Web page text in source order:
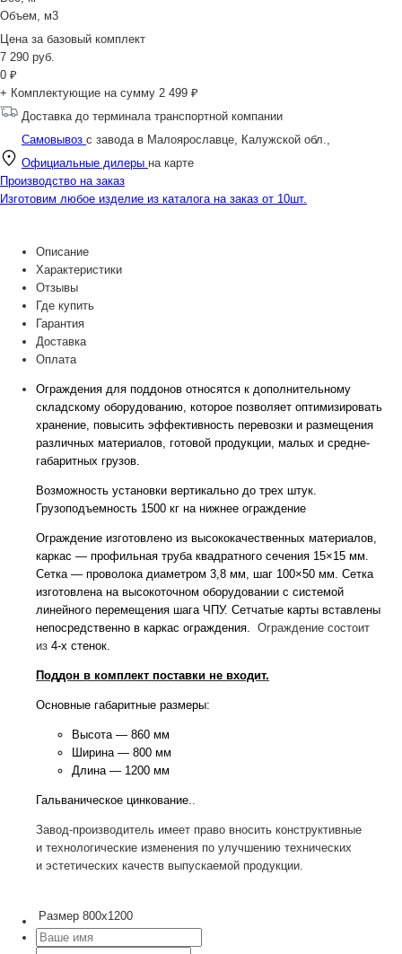
Объем, м3
Цена за базовый комплект
7 290 руб.
0 ₽
+ Комплектующие на сумму 2 499 ₽
Доставка до терминала транспортной компании
Самовывоз с завода в Малоярославце, Калужской обл.,
Официальные дилеры на карте
Производство на заказ
Изготовим любое изделие из каталога на заказ от 10шт.
Описание
Характеристики
Отзывы
Где купить
Гарантия
Доставка
Оплата
Ограждения для поддонов относятся к дополнительному
складскому оборудованию, которое позволяет оптимизировать
хранение, повысить эффективность перевозки и размещения
различных материалов, готовой продукции, малых и средне-
габаритных грузов.
Возможность установки вертикально до трех штук.
Грузоподъемность 1500 кг на нижнее ограждение
Ограждение изготовлено из высококачественных материалов,
каркас — профильная труба квадратного сечения 15×15 мм.
Сетка — проволока диаметром 3,8 мм, шаг 100×50 мм. Сетка
изготовлена на высокоточном оборудовании с системой
линейного перемещения шага ЧПУ. Сетчатые карты вставлены
непосредственно в каркас ограждения. Ограждение состоит
из 4-х стенок.
Поддон в комплект поставки не входит.
Основные габаритные размеры:
Высота — 860 мм
Ширина — 800 мм
Длина — 1200 мм
Гальваническое цинкование.
Завод-производитель имеет право вносить конструктивные
и технологические изменения по улучшению технических
и эстетических качеств выпускаемой продукции.
Размер 800х1200